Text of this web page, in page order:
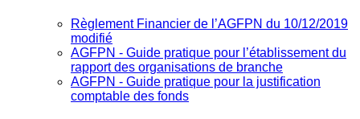
Règlement Financier de l’AGFPN du 10/12/2019
modifié
AGFPN ‐ Guide pratique pour l’établissement du
rapport des organisations de branche
AGFPN ‐ Guide pratique pour la justification
comptable des fonds